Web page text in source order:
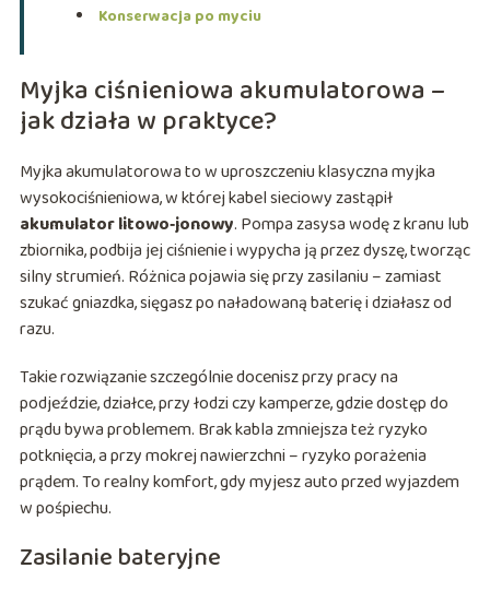
Konserwacja po myciu
Myjka ciśnieniowa akumulatorowa –
jak działa w praktyce?
Myjka akumulatorowa to w uproszczeniu klasyczna myjka
wysokociśnieniowa, w której kabel sieciowy zastąpił
akumulator litowo‑jonowy. Pompa zasysa wodę z kranu lub
zbiornika, podbija jej ciśnienie i wypycha ją przez dyszę, tworząc
silny strumień. Różnica pojawia się przy zasilaniu – zamiast
szukać gniazdka, sięgasz po naładowaną baterię i działasz od
razu.
Takie rozwiązanie szczególnie docenisz przy pracy na
podjeździe, działce, przy łodzi czy kamperze, gdzie dostęp do
prądu bywa problemem. Brak kabla zmniejsza też ryzyko
potknięcia, a przy mokrej nawierzchni – ryzyko porażenia
prądem. To realny komfort, gdy myjesz auto przed wyjazdem
w pośpiechu.
Zasilanie bateryjne